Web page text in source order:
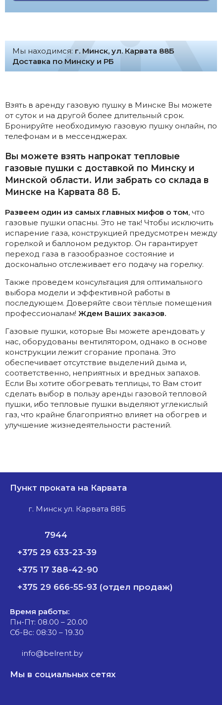
Мы находимся: г. Минск, ул. Карвата 88Б
Доставка по Минску и РБ
Взять в аренду газовую пушку в Минске Вы можете
от суток и на другой более длительный срок.
Бронируйте необходимую газовую пушку онлайн, по
телефонам и в мессенджерах.
Вы можете взять напрокат тепловые
газовые пушки с доставкой по Минску и
Минской области. Или забрать со склада в
Минске на Карвата 88 Б.
Развеем один из самых главных мифов о том, что
газовые пушки опасны. Это не так! Чтобы исключить
испарение газа, конструкцией предусмотрен между
горелкой и баллоном редуктор. Он гарантирует
переход газа в газообразное состояние и
досконально отслеживает его подачу на горелку.
Также проведем консультация для оптимального
выбора модели и эффективной работы в
последующем. Доверяйте свои тёплые помещения
профессионалам! Ждем Ваших заказов.
Газовые пушки, которые Вы можете арендовать у
нас, оборудованы вентилятором, однако в основе
конструкции лежит сгорание пропана. Это
обеспечивает отсутствие выделений дыма и,
соответственно, неприятных и вредных запахов.
Если Вы хотите обогревать теплицы, то Вам стоит
сделать выбор в пользу аренды газовой тепловой
пушки, ибо тепловые пушки выделяют углекислый
газ, что крайне благоприятно влияет на обогрев и
улучшение жизнедеятельности растений.
Пункт проката на Карвата
г. Минск ул. Карвата 88Б
7944
+375 29 633-23-39
+375 17 388-42-90
+375 29 666-55-93 (отдел продаж)
Время работы:
Пн-Пт: 08.00 – 20.00
Сб-Вс: 08:30 – 19.30
info@belrent.by
Мы в социальных сетях